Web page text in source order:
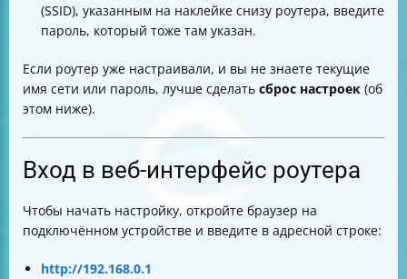
(SSID), указанным на наклейке снизу роутера, введите
пароль, который тоже там указан.
Если роутер уже настраивали, и вы не знаете текущие
имя сети или пароль, лучше сделать сброс настроек (об
этом ниже).
Вход в веб-интерфейс роутера
Чтобы начать настройку, откройте браузер на
подключённом устройстве и введите в адресной строке:
http://192.168.0.1